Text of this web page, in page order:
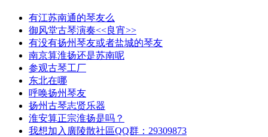
有江苏南通的琴友么
御风堂古琴演奏<<良宵>>
有没有扬州琴友或者盐城的琴友
南京算淮扬还是苏南呢
参观古琴工厂
东北在哪
呼唤扬州琴友
扬州古琴志贤乐器
淮安算正宗淮扬是吗？
我想加入廣陵散社區QQ群：29309873